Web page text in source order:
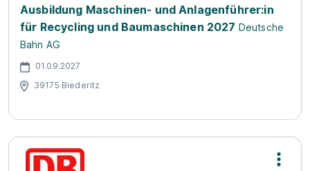
Ausbildung Maschinen- und Anlagenführer:in
für Recycling und Baumaschinen 2027 Deutsche
Bahn AG
01.09.2027
39175 Biederitz